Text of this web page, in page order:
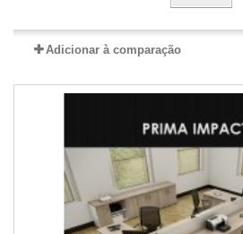
Adicionar à comparação